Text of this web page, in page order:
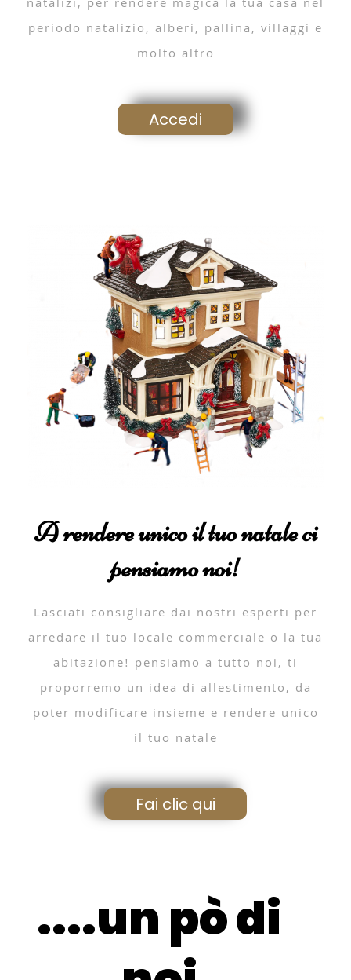
natalizi, per rendere magica la tua casa nel
periodo natalizio, alberi, pallina, villaggi e
molto altro
Accedi
A rendere unico il tuo natale ci
pensiamo noi!
Lasciati consigliare dai nostri esperti per
arredare il tuo locale commerciale o la tua
abitazione! pensiamo a tutto noi, ti
proporremo un idea di allestimento, da
poter modificare insieme e rendere unico
il tuo natale
Fai clic qui
....un pò di